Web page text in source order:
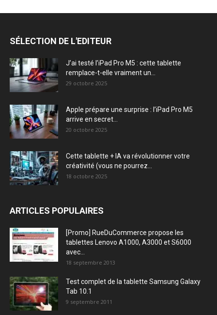
SÉLECTION DE L'EDITEUR
J’ai testé l’iPad Pro M5 : cette tablette
remplace-t-elle vraiment un...
29 octobre 2025
Apple prépare une surprise : l’iPad Pro M5
arrive en secret...
20 octobre 2025
Cette tablette + IA va révolutionner votre
créativité (vous ne pourrez...
18 octobre 2025
ARTICLES POPULAIRES
[Promo] RueDuCommerce propose les
tablettes Lenovo A1000, A3000 et S6000
avec...
18 septembre 2013
Test complet de la tablette Samsung Galaxy
Tab 10.1
9 septembre 2011